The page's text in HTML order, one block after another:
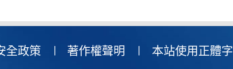
全政策 著作權聲明 本站使用正體字